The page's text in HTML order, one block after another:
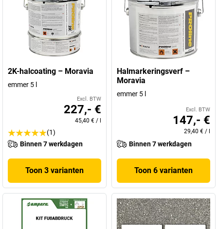
2K-halcoating – Moravia
emmer 5 l
Excl. BTW
227,- €
45,40 € /
(1)
Binnen 7 werkdagen
Toon 3 varianten
Halmarkeringsverf –
Moravia
emmer 5 l
Excl. BTW
147,- €
29,40 € /
Binnen 7 werkdagen
Toon 6 varianten